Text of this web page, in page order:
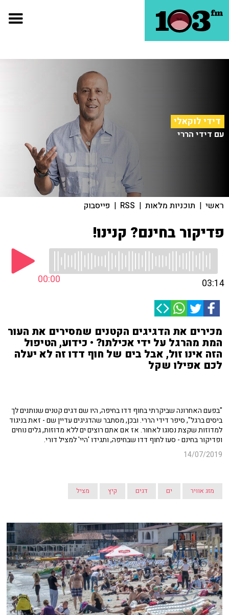
דידי לוקאלי
עם דידי הררי
ראשי | תוכניות מלאות |
RSS
| פייסבוק
פדיקור בחינם? קנינו!
00:00 03:14
מכירים את הדגיגים הקטנים שמסירים את העור
המת מהרגל על ידי אכילתו? • כידוע, הטיפול
הזה אינו זול, אבל בים של חוף דדו זה לא יעלה
לכם אפילו שקל
"בפעם האחרונה שביקרתי בחוף דדו בחיפה, היו שם דגים קטנים שנותנים לך
ביסים ברגל", סיפר דידי הררי. ובכן, מסתבר שהדגיגים עדיין שם - זאת בניגוד
למדוזות שקצת נסוגו לאחור. אז אם אתם רוצים ים ללא מדוזות, גלים נוחים
ופדיקור בחינם - סעו לחוף דדו שבחיפה, ותגידו 'היי' למציל דורי.
14/07/2019
מזג אוויר ים דגים קיץ מציל